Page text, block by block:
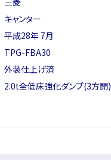
キャンター
平成28年 7月
TPG-FBA30
外装仕上げ済
2.0t全低床強化ダンプ(3方開)